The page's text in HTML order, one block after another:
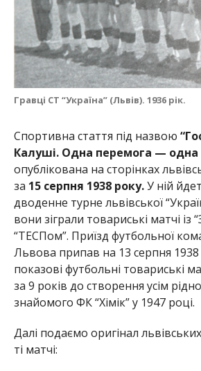
Гравці СТ “Україна” (Львів). 1936 рік.
Спортивна стаття під назвою
Калуші. Одна перемога — одна
опублікована на сторінках
за 15 серпня 1938 року.У ній
дводенне турне львівської
вони зіграли товариські матчі із
“ТЕСПом”. Приїзд футбольної
Львова припав на 13 серпня
показові футбольні товариські
за 9 років до створення усім
знайомого ФК “Хімік” у 1947 році.
Далі подаємо оригінал
ті матчі: